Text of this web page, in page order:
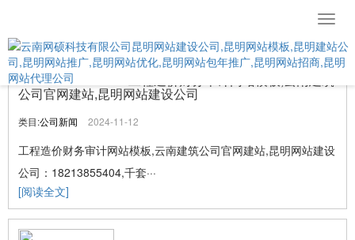
导
菜
单
公司官网建站,昆明网站建设公司
类目:公司新闻 2024-11-12
工程造价财务审计网站模板,云南建筑公司官网建站,昆明网站建设
公司：18213855404,千套···
[阅读全文]